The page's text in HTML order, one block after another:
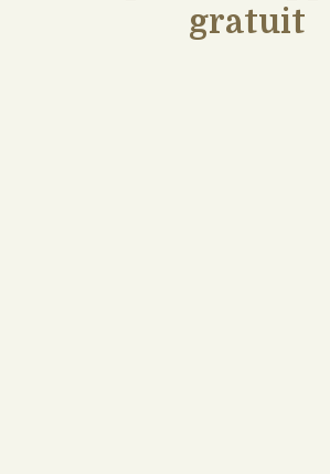
gratuit